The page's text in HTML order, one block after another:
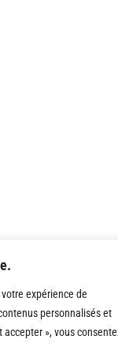
expérience de
personnalisés et
», vous